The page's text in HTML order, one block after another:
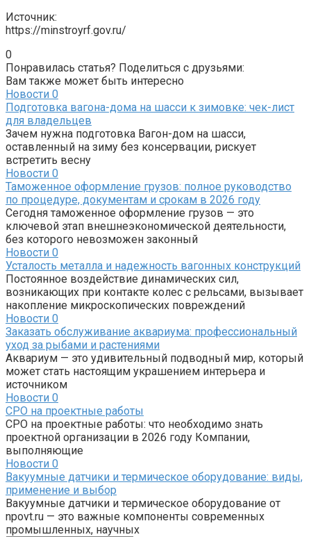
Источник:
https://minstroyrf.gov.ru/
0
Понравилась статья? Поделиться с друзьями:
Вам также может быть интересно
Новости 0
Подготовка вагона-дома на шасси к зимовке: чек-лист
для владельцев
Зачем нужна подготовка Вагон-дом на шасси,
оставленный на зиму без консервации, рискует
встретить весну
Новости 0
Таможенное оформление грузов: полное руководство
по процедуре, документам и срокам в 2026 году
Сегодня таможенное оформление грузов — это
ключевой этап внешнеэкономической деятельности,
без которого невозможен законный
Новости 0
Усталость металла и надежность вагонных конструкций
Постоянное воздействие динамических сил,
возникающих при контакте колес с рельсами, вызывает
накопление микроскопических повреждений
Новости 0
Заказать обслуживание аквариума: профессиональный
уход за рыбами и растениями
Аквариум — это удивительный подводный мир, который
может стать настоящим украшением интерьера и
источником
Новости 0
СРО на проектные работы
СРО на проектные работы: что необходимо знать
проектной организации в 2026 году Компании,
выполняющие
Новости 0
Вакуумные датчики и термическое оборудование: виды,
применение и выбор
Вакуумные датчики и термическое оборудование от
npovt.ru — это важные компоненты современных
промышленных, научных